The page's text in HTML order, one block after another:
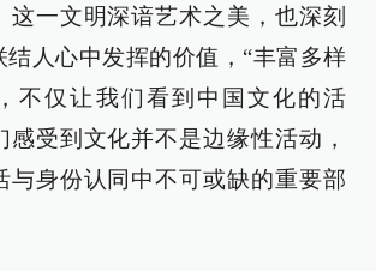
这一文明深谙艺术之美，也深刻
结人心中发挥的价值，“丰富多样
不仅让我们看到中国文化的活
感受到文化并不是边缘性活动，
与身份认同中不可或缺的重要部